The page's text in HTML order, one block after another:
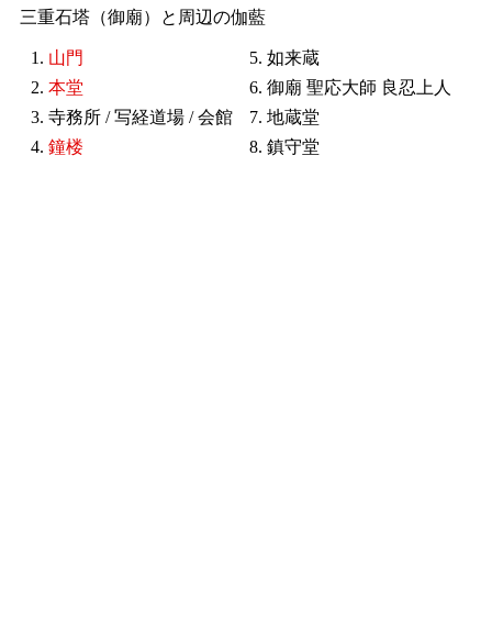
三重石塔（御廟）と周辺の伽藍
1. 山門
2. 本堂
3. 寺務所 / 写経道場 / 会館
4. 鐘楼
5. 如来蔵
6. 御廟 聖応大師 良忍上人
7. 地蔵堂
8. 鎮守堂